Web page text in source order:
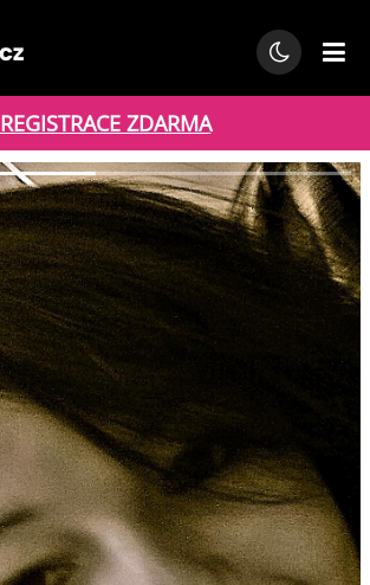
REGISTRACE ZDARMA